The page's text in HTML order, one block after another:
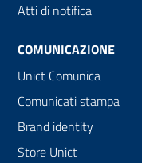
Atti di notifica
COMUNICAZIONE
Unict Comunica
Comunicati stampa
Brand identity
Store Unict